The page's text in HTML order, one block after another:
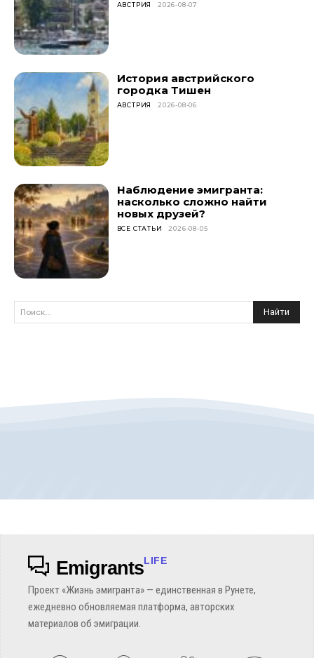
АВСТРИЯ 2026-08-07
История австрийского
городка Тишен
АВСТРИЯ 2026-08-06
Наблюдение эмигранта:
насколько сложно найти
новых друзей?
ВСЕ СТАТЬИ 2026-08-05
Поиск... Найти
EmigrantsLIFE
Проект «Жизнь эмигранта» — единственная в Рунете,
ежедневно обновляемая платформа, авторских
материалов об эмиграции.